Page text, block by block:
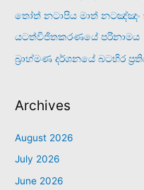
තෝත් නටාපිය මාත්
යටත්විජිතකරණයේ පරිනාමය
බ්‍රාහ්මණ දර්ශනයේ බටහිර
Archives
August 2026
July 2026
June 2026